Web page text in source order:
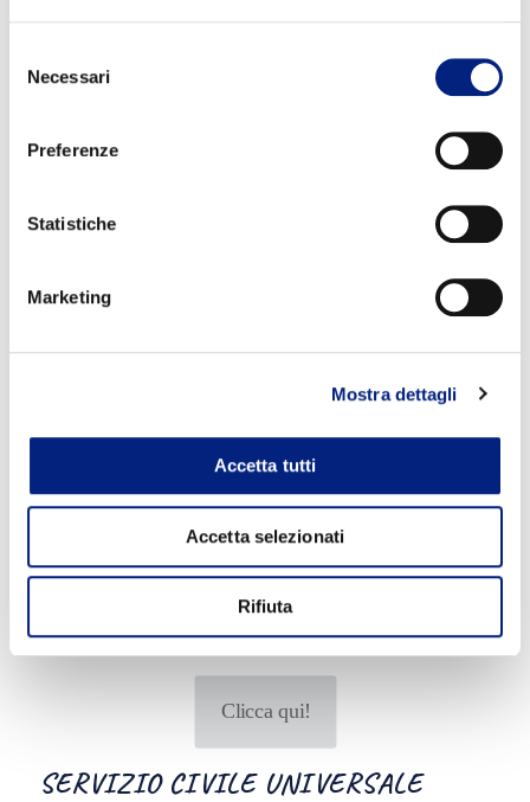
delNecessari
Preferenze
Statistiche
Marketing
Mostra dettagli
Accetta tutti
Accetta selezionati
Rifiuta
CONTATTACI PER SAPERE SE CI
SONO BANDI ATTIVI!
Visita il sito ufficiale dell’Ente promotore e scopri da vicino i
volontario in servizio!
Clicca qui!
SERVIZIO CIVILE UNIVERSALE